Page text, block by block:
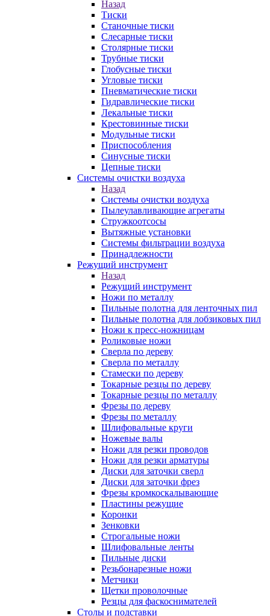
Назад
Тиски
Станочные тиски
Слесарные тиски
Столярные тиски
Трубные тиски
Глобусные тиски
Угловые тиски
Пневматические тиски
Гидравлические тиски
Лекальные тиски
Крестовинные тиски
Модульные тиски
Приспособления
Синусные тиски
Цепные тиски
Системы очистки воздуха
Назад
Системы очистки воздуха
Пылеулавливающие агрегаты
Стружкоотсосы
Вытяжные установки
Системы фильтрации воздуха
Принадлежности
Режущий инструмент
Назад
Режущий инструмент
Ножи по металлу
Пильные полотна для ленточных пил
Пильные полотна для лобзиковых пил
Ножи к пресс-ножницам
Роликовые ножи
Сверла по дереву
Сверла по металлу
Стамески по дереву
Токарные резцы по дереву
Токарные резцы по металлу
Фрезы по дереву
Фрезы по металлу
Шлифовальные круги
Ножевые валы
Ножи для резки проводов
Ножи для резки арматуры
Диски для заточки сверл
Диски для заточки фрез
Фрезы кромкоскалывающие
Пластины режущие
Коронки
Зенковки
Строгальные ножи
Шлифовальные ленты
Пильные диски
Резьбонарезные ножи
Метчики
Щетки проволочные
Резцы для фаскоснимателей
Столы и подставки